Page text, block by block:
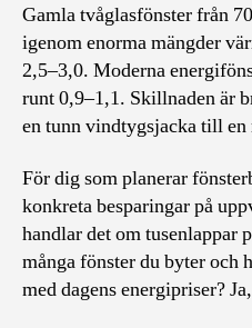
Gamla tvåglasfönster från
igenom enorma mängder
2,5–3,0. Moderna
runt 0,9–1,1. Skillnaden är
en tunn vindtygsjacka till
För dig som planerar
konkreta besparingar på
handlar det om tusenlappar
många fönster du byter och
med dagens energipriser?